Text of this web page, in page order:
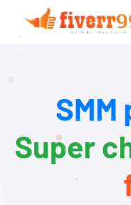
SMM
Super